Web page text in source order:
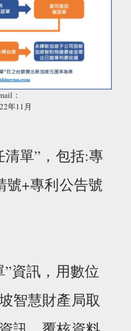
：
年11月
單”，包括:專
號+專利公告號
資訊，用數位
智慧財產局取